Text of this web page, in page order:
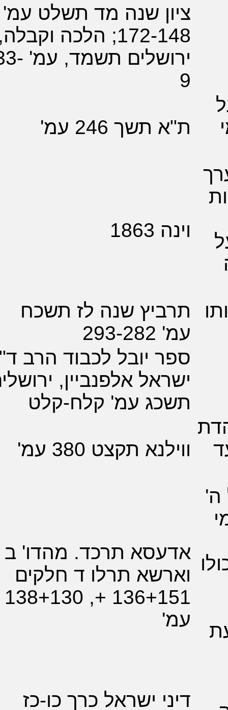
שנה מד תשלט עמ'
172-148; הלכה וקבלה,
ירושלים תשמד, עמ' 33-
246 עמ'
שנה לז תשכח
יובל לכבוד הרב ד"ר
אלפנביין, ירושלים
עמ' קלח-קלט
תקצט 380 עמ'
תרכד. מהדו' ב
תרלו ד חלקים
136+151 +, 138+130
ישראל כרך כו-כז